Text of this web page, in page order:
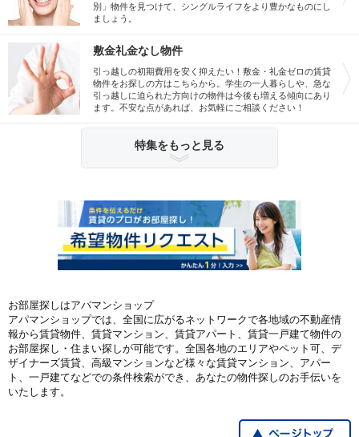
別」物件を見つけて、シングルライフをより豊かなものにし
ましょう。
敷金礼金なし物件
引っ越しの初期費用を安く抑えたい！敷金・礼金ゼロの賃貸
物件をお探しの方はこちらから。学生の一人暮らしや、急な
引っ越しに迫られた方向けの物件は今後も増える傾向にあり
ます。不安な点があれば、お気軽にご相談ください！
特集をもっと見る
お部屋探しはアパマンショップ
アパマンショップでは、全国に広がるネットワークで各地域の不動産情
報から賃貸物件、賃貸マンション、賃貸アパート、賃貸一戸建て物件の
お部屋探し・住まい探しが可能です。全国各地のエリアやペット可、デ
ザイナーズ賃貸、高級マンションなど様々な賃貸マンション、アパー
ト、一戸建てなどでの条件検索ができ、あなたの物件探しのお手伝いを
いたします。